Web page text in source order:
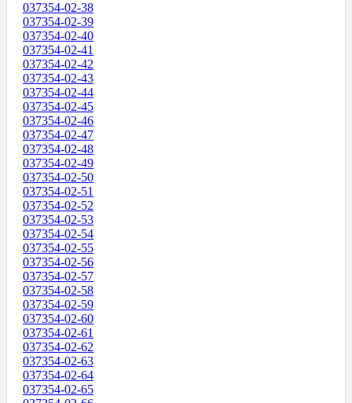
037354-02-38
037354-02-39
037354-02-40
037354-02-41
037354-02-42
037354-02-43
037354-02-44
037354-02-45
037354-02-46
037354-02-47
037354-02-48
037354-02-49
037354-02-50
037354-02-51
037354-02-52
037354-02-53
037354-02-54
037354-02-55
037354-02-56
037354-02-57
037354-02-58
037354-02-59
037354-02-60
037354-02-61
037354-02-62
037354-02-63
037354-02-64
037354-02-65